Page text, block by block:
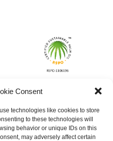
Consent
technologies like cookies to store
to these technologies will
behavior or unique IDs on this
may adversely affect certain